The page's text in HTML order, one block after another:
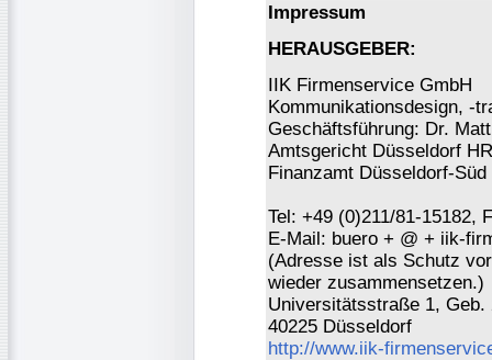
Impressum
HERAUSGEBER:
IIK Firmenservice GmbH
Kommunikationsdesign, -
Geschäftsführung: Dr.
Amtsgericht Düsseldorf
Finanzamt Düsseldorf-
Tel: +49 (0)211/81-15182,
E-Mail: buero + @ + iik-
(Adresse ist als Schutz
wieder zusammensetzen.)
Universitätsstraße 1, Geb.
40225 Düsseldorf
http://www.iik-